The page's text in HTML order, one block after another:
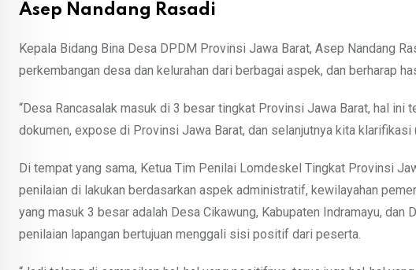
Asep Nandang Rasadi
Kepala Bidang Bina Desa DPDM Provinsi Jawa Barat, Asep Nandang
perkembangan desa dan kelurahan dari berbagai aspek, dan berharap
“Desa Rancasalak masuk di 3 besar tingkat Provinsi Jawa Barat, hal ini
dokumen, expose di Provinsi Jawa Barat, dan selanjutnya kita klarifikasi
Di tempat yang sama, Ketua Tim Penilai Lomdeskel Tingkat Provinsi
penilaian di lakukan berdasarkan aspek administratif, kewilayahan
yang masuk 3 besar adalah Desa Cikawung, Kabupaten Indramayu, dan
penilaian lapangan bertujuan menggali sisi positif dari peserta.